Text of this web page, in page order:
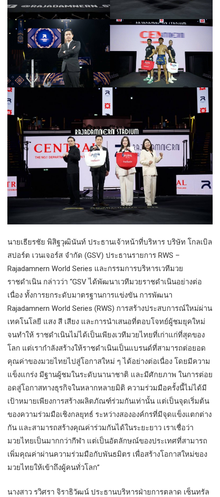
นายเธียรชัย พิสิฐวุฒินันท์ ประธานเจ้าหน้าที่บริหาร บริษัท โกลเบิล
สปอร์ต เวนเจอร์ส จำกัด (GSV) ประธานรายการ RWS –
Rajadamnern World Series และกรรมการบริหารเวทีมวย
ราชดำเนิน กล่าวว่า​ “GSV ได้พัฒนาเวทีมวยราชดำเนินอย่างต่อ
เนื่อง ทั้งการยกระดับมาตรฐานการแข่งขัน การพัฒนา
Rajadamnern World Series (RWS) การสร้างประสบการณ์ใหม่ผ่าน
เทคโนโลยี แสง สี เสียง และการนำเสนอที่ตอบโจทย์ผู้ชมยุคใหม่
จนทำให้ ราชดำเนินไม่ได้เป็นเพียงเวทีมวยไทยที่เก่าแก่ที่สุดของ
โลก แต่เรากำลังสร้างให้ราชดำเนินเป็นแบรนด์ที่สามารถต่อยอด
คุณค่าของมวยไทยไปสู่โอกาสใหม่ ๆ ได้อย่างต่อเนื่อง โดยมีความ
แข็งแกร่ง มีฐานผู้ชมในระดับนานาชาติ และมีศักยภาพ ในการต่อย
อดสู่โอกาสทางธุรกิจในหลากหลายมิติ​ ความร่วมมือครั้งนี้ไม่ได้มี
เป้าหมายเพียงการสร้างผลิตภัณฑ์ร่วมกันเท่านั้น แต่เป็นจุดเริ่มต้น
ของความร่วมมือเชิงกลยุทธ์ ระหว่างสององค์กรที่มีจุดแข็งแตกต่าง
กัน และสามารถสร้างคุณค่าร่วมกันได้ในระยะยาว เราเชื่อว่า
มวยไทยเป็นมากกว่ากีฬา แต่เป็นอัตลักษณ์ของประเทศที่สามารถ
เพิ่มคุณค่าผ่านความร่วมมือกับพันธมิตร เพื่อสร้างโอกาสใหม่ของ
มวยไทยให้เข้าถึงผู้คนทั่วโลก”
นางสาว รวิศรา จิราธิวัฒน์ ประธานบริหารฝ่ายการตลาด เซ็นทรัล